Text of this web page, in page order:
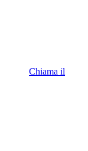
Chiama il